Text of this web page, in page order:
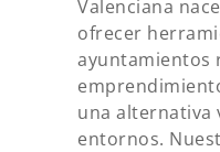
Valenciana
ofrecer
ayuntamientos
una alternativa
entornos.